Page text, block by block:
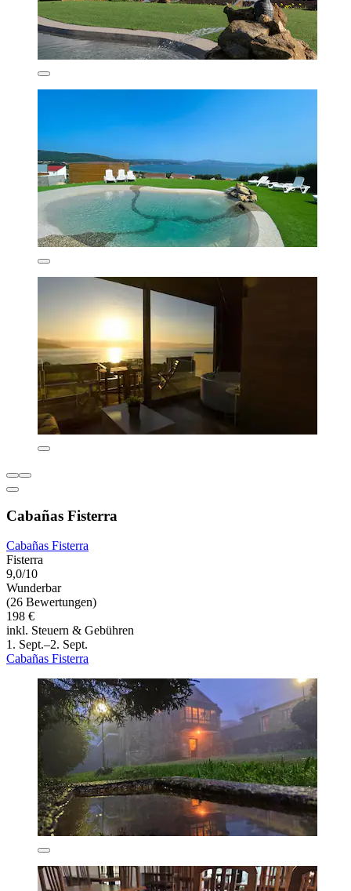
Cabañas Fisterra
Cabañas Fisterra
Fisterra
9,0/10
Wunderbar
(26 Bewertungen)
198 €
inkl. Steuern & Gebühren
1. Sept.–2. Sept.
Cabañas Fisterra